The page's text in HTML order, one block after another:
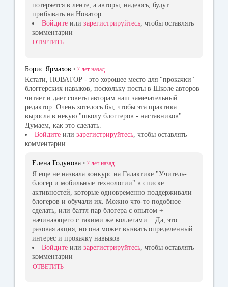
потеряется в ленте, а авторы, надеюсь, будут
прибывать на Новатор
Войдите или зарегистрируйтесь , чтобы оставлять
комментарии
ОТВЕТИТЬ
Борис Ярмахов • 7 лет назад
Кстати, НОВАТОР - это хорошее место для "прокачки"
блоггерских навыков, поскольку посты в Школе авторов
читает и дает советы авторам наш замечательный
редактор. Очень хотелось бы, чтобы эта практика
выросла в некую "школу блоггеров - наставников".
Думаем, как это сделать.
Войдите или зарегистрируйтесь, чтобы оставлять
комментарии
Елена Годунова • 7 лет назад
Я еще не назвала конкурс на Галактике "Учитель-
блогер и мобильные технологии" в списке
активностей, которые одновременно поддерживали
блогеров и обучали их. Можно что-то подобное
сделать, или баттл пар блогера с опытом +
начинающего с такими же коллегами... Да, это
разовая акция, но она может вызвать определенный
интерес и прокачку навыков
Войдите или зарегистрируйтесь , чтобы оставлять
комментарии
ОТВЕТИТЬ